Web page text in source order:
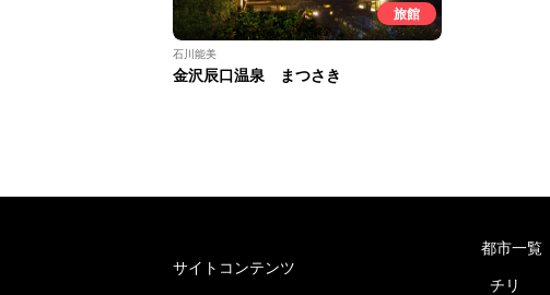
旅館
石川能美
金沢辰口温泉 まつさき
サイトコンテンツ
都市一覧
チリ